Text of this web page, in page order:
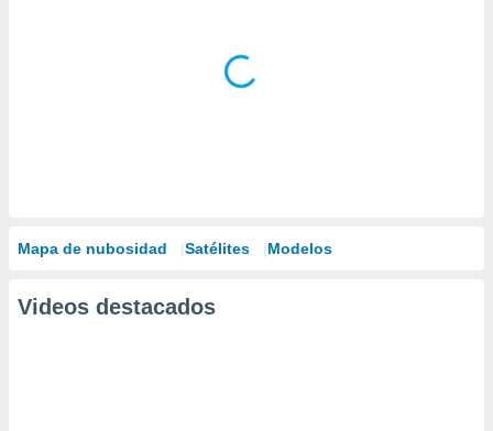
Mapa de nubosidad Satélites Modelos
Videos destacados